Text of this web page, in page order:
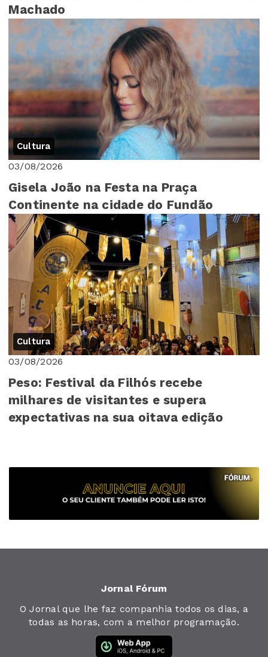
Machado
Cultura
03/08/2026
Gisela João na Festa na Praça
Continente na cidade do Fundão
Cultura
03/08/2026
Peso: Festival da Filhós recebe
milhares de visitantes e supera
expectativas na sua oitava edição
Jornal Fórum
O Jornal que lhe faz companhia todos os dias, a
todas as horas, com a melhor programação.